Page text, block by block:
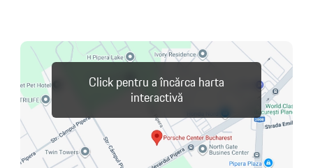
Click pentru a încărca harta
interactivă